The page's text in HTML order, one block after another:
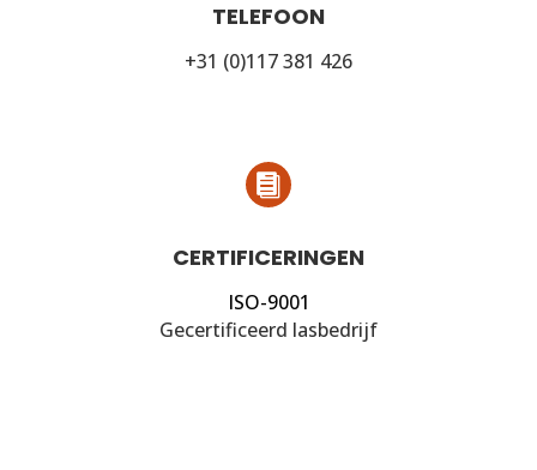
TELEFOON
+31 (0)117 381 426

CERTIFICERINGEN
ISO-9001
Gecertificeerd lasbedrijf